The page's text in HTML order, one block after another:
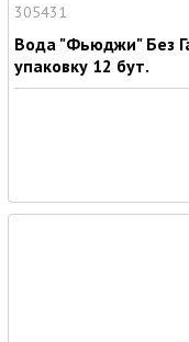
305431
Вода "Фьюджи" Без
упаковку 12 бут.